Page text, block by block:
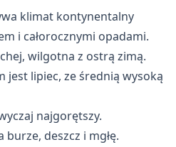
klimat kontynentalny
i całorocznymi opadami.
wilgotna z ostrą zimą.
jest lipiec, ze średnią wysoką
najgorętszy.
burze, deszcz i mgłę.